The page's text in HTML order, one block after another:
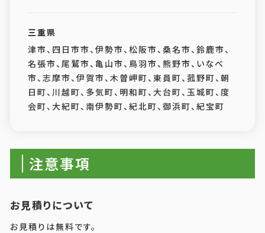
三重県
津市、四日市市、伊勢市、松阪市、桑名市、鈴鹿市、
名張市、尾鷲市、亀山市、鳥羽市、熊野市、いなべ
市、志摩市、伊賀市、木曽岬町、東員町、菰野町、朝
日町、川越町、多気町、明和町、大台町、玉城町、度
会町、大紀町、南伊勢町、紀北町、御浜町、紀宝町
注意事項
お見積りについて
お見積りは無料です。